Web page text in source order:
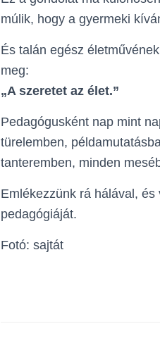
múlik, hogy a gyermeki
És talán egész
meg:
„A szeretet az élet.”
Pedagógusként nap mint
türelemben,
tanteremben, minden
Emlékezzünk rá hálával,
pedagógiáját.
Fotó: sajtát